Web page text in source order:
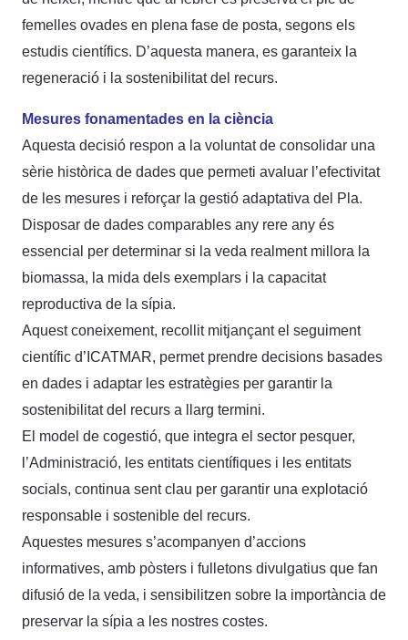
femelles ovades en plena fase de posta, segons els
estudis científics. D’aquesta manera, es garanteix la
regeneració i la sostenibilitat del recurs.
Mesures fonamentades en la ciència
Aquesta decisió respon a la voluntat de consolidar una
sèrie històrica de dades que permeti avaluar l’efectivitat
de les mesures i reforçar la gestió adaptativa del Pla.
Disposar de dades comparables any rere any és
essencial per determinar si la veda realment millora la
biomassa, la mida dels exemplars i la capacitat
reproductiva de la sípia.
Aquest coneixement, recollit mitjançant el seguiment
científic d’ICATMAR, permet prendre decisions basades
en dades i adaptar les estratègies per garantir la
sostenibilitat del recurs a llarg termini.
El model de cogestió, que integra el sector pesquer,
l’Administració, les entitats científiques i les entitats
socials, continua sent clau per garantir una explotació
responsable i sostenible del recurs.
Aquestes mesures s’acompanyen d’accions
informatives, amb pòsters i fulletons divulgatius que fan
difusió de la veda, i sensibilitzen sobre la importància de
preservar la sípia a les nostres costes.